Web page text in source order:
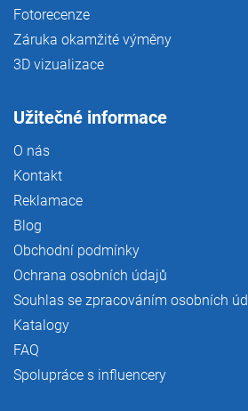
Fotorecenze
Záruka okamžité výměny
3D vizualizace
Užitečné informace
O nás
Kontakt
Reklamace
Blog
Obchodní podmínky
Ochrana osobních údajů
Souhlas se zpracováním osobních
Katalogy
FAQ
Spolupráce s influencery